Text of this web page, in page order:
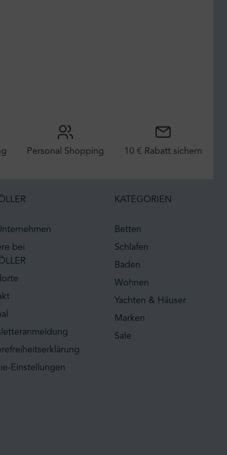
Personal Shopping 10 € Rabatt sichern
bei
Einstellungen
KATEGORIEN
Betten
Schlafen
Baden
Wohnen
Yachten & Häuser
Marken
Sale